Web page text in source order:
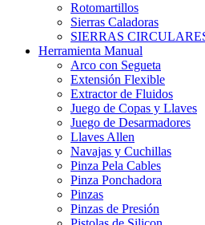
Rotomartillos
Sierras Caladoras
SIERRAS
Herramienta Manual
Arco con Segueta
Extensión Flexible
Extractor de Fluidos
Juego de Copas y Llaves
Juego de Desarmadores
Llaves Allen
Navajas y Cuchillas
Pinza Pela Cables
Pinza Ponchadora
Pinzas
Pinzas de Presión